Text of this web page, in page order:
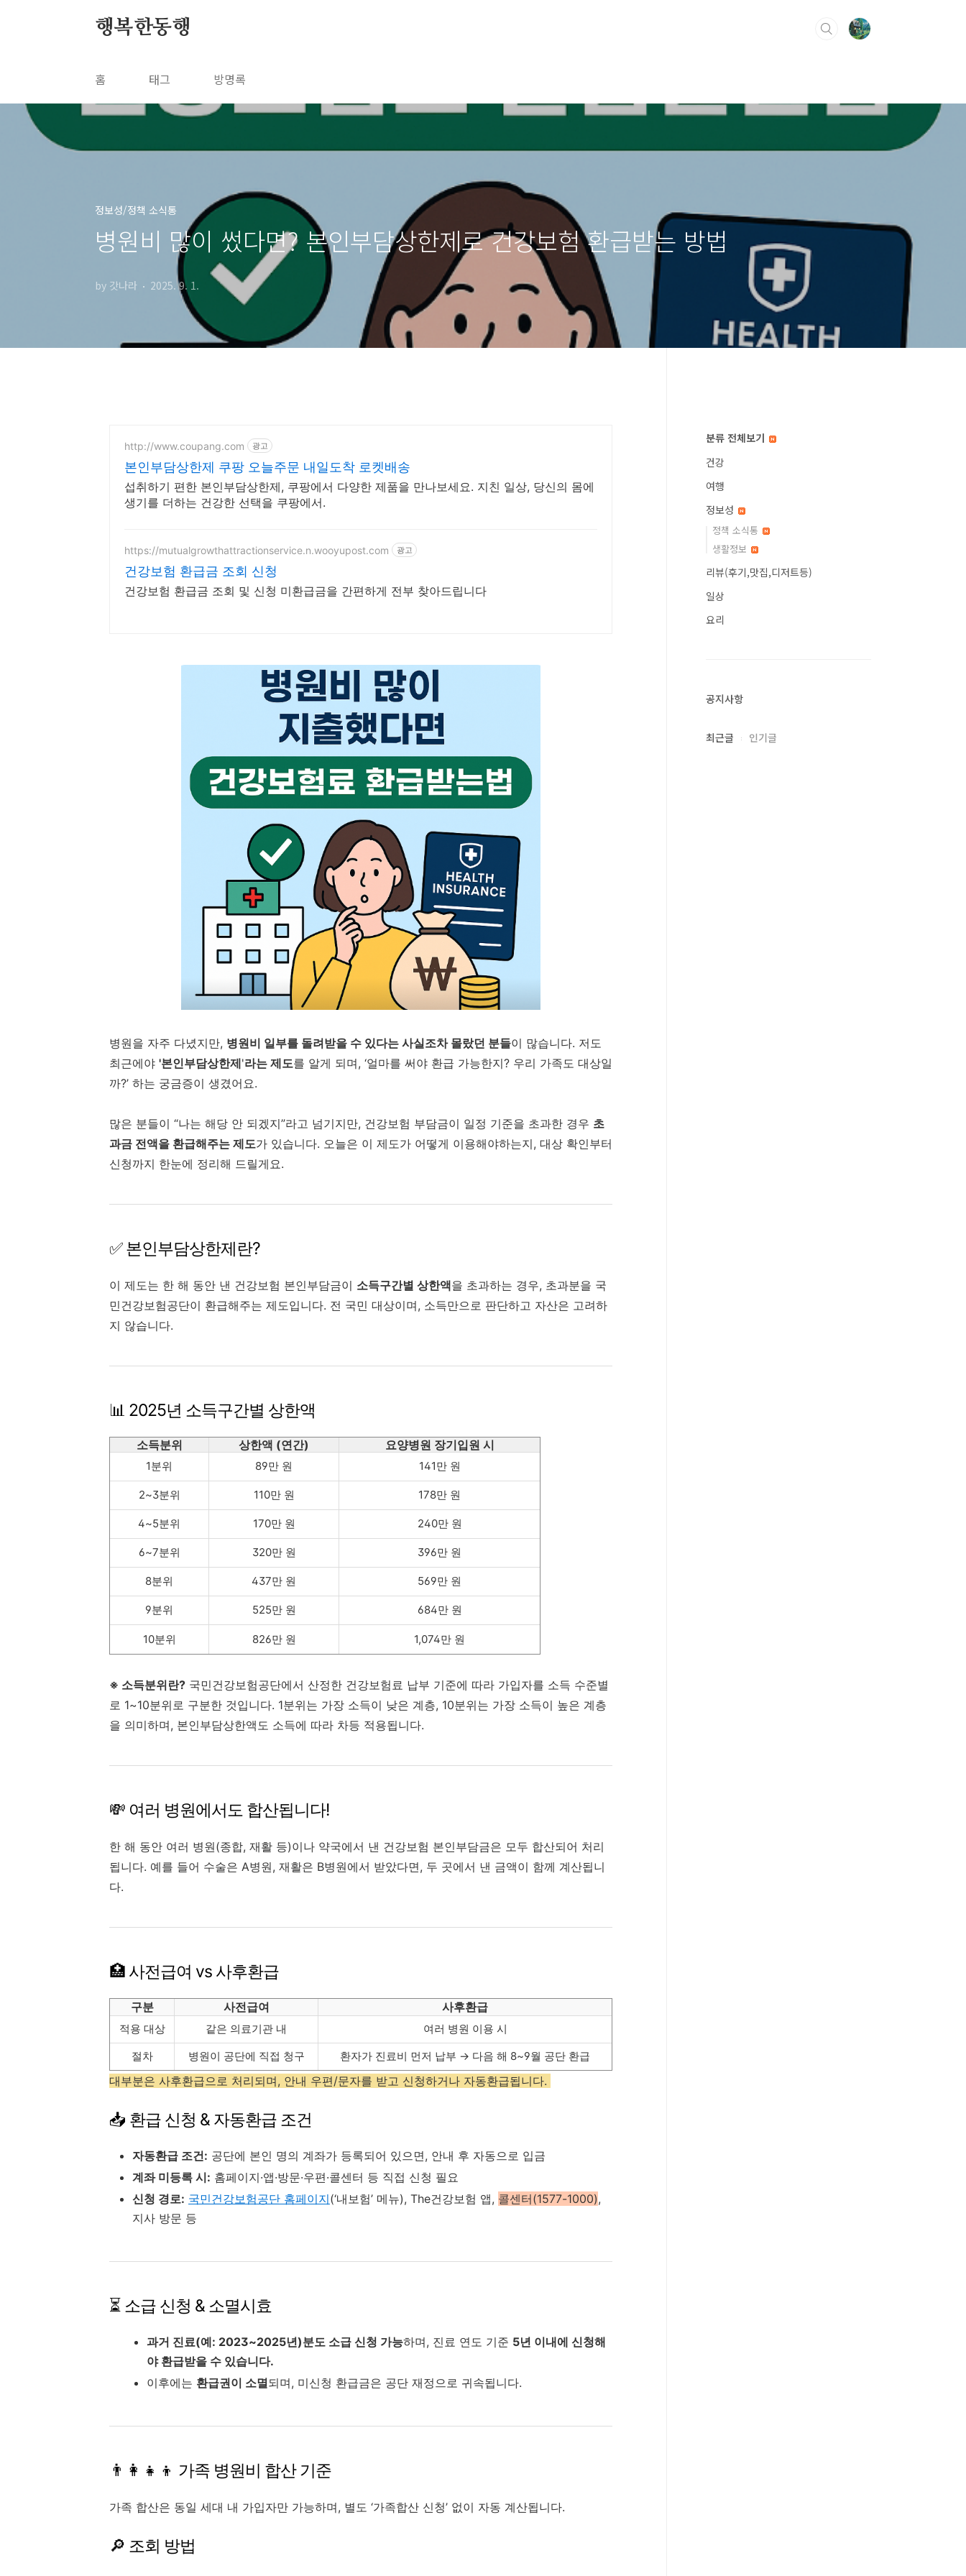
행복한동행
홈 태그 방명록
정보성/정책 소식통
병원비 많이 썼다면? 본인부담상한제로 건강보험 환급받는 방법
by 갓나라 2025. 9. 1.
http://www.coupang.com 광고
본인부담상한제 쿠팡 오늘주문 내일도착 로켓배송
섭취하기 편한 본인부담상한제, 쿠팡에서 다양한 제품을 만나보세요. 지친 일상, 당신의 몸에
생기를 더하는 건강한 선택을 쿠팡에서.
https://mutualgrowthattractionservice.n.wooyupost.com 광고
건강보험 환급금 조회 신청
건강보험 환급금 조회 및 신청 미환급금을 간편하게 전부 찾아드립니다
병원을 자주 다녔지만, 병원비 일부를 돌려받을 수 있다는 사실조차 몰랐던 분들이 많습니다. 저도
최근에야 '본인부담상한제'라는 제도를 알게 되며, ‘얼마를 써야 환급 가능한지? 우리 가족도 대상일
까?’ 하는 궁금증이 생겼어요.
많은 분들이 “나는 해당 안 되겠지”라고 넘기지만, 건강보험 부담금이 일정 기준을 초과한 경우 초
과금 전액을 환급해주는 제도가 있습니다. 오늘은 이 제도가 어떻게 이용해야하는지, 대상 확인부터
신청까지 한눈에 정리해 드릴게요.
✅ 본인부담상한제란?
이 제도는 한 해 동안 낸 건강보험 본인부담금이 소득구간별 상한액을 초과하는 경우, 초과분을 국
민건강보험공단이 환급해주는 제도입니다. 전 국민 대상이며, 소득만으로 판단하고 자산은 고려하
지 않습니다.
📊 2025년 소득구간별 상한액
소득분위 상한액 (연간) 요양병원 장기입원 시
1분위 89만 원 141만 원
2~3분위 110만 원 178만 원
4~5분위 170만 원 240만 원
6~7분위 320만 원 396만 원
8분위 437만 원 569만 원
9분위 525만 원 684만 원
10분위 826만 원 1,074만 원
※ 소득분위란? 국민건강보험공단에서 산정한 건강보험료 납부 기준에 따라 가입자를 소득 수준별
로 1~10분위로 구분한 것입니다. 1분위는 가장 소득이 낮은 계층, 10분위는 가장 소득이 높은 계층
을 의미하며, 본인부담상한액도 소득에 따라 차등 적용됩니다.
💸 여러 병원에서도 합산됩니다!
한 해 동안 여러 병원(종합, 재활 등)이나 약국에서 낸 건강보험 본인부담금은 모두 합산되어 처리
됩니다. 예를 들어 수술은 A병원, 재활은 B병원에서 받았다면, 두 곳에서 낸 금액이 함께 계산됩니
다.
🏥 사전급여 vs 사후환급
구분 사전급여 사후환급
적용 대상 같은 의료기관 내
여러 병원 이용 시
절차
병원이 공단에 직접 청구 환자가 진료비 먼저 납부 → 다음 해 8~9월 공단 환급
대부분은 사후환급으로 처리되며, 안내 우편/문자를 받고 신청하거나 자동환급됩니다.
📥 환급 신청 & 자동환급 조건
자동환급 조건: 공단에 본인 명의 계좌가 등록되어 있으면, 안내 후 자동으로 입금
계좌 미등록 시: 홈페이지·앱·방문·우편·콜센터 등 직접 신청 필요
신청 경로: 국민건강보험공단 홈페이지(‘내보험’ 메뉴), The건강보험 앱, 콜센터(1577-1000),
지사 방문 등
⏳ 소급 신청 & 소멸시효
과거 진료(예: 2023~2025년)분도 소급 신청 가능하며, 진료 연도 기준 5년 이내에 신청해
야 환급받을 수 있습니다.
이후에는 환급권이 소멸되며, 미신청 환급금은 공단 재정으로 귀속됩니다.
👨‍👩‍👧‍👦 가족 병원비 합산 기준
가족 합산은 동일 세대 내 가입자만 가능하며, 별도 ‘가족합산 신청’ 없이 자동 계산됩니다.
🔎 조회 방법
분류 전체보기
건강
여행
정보성
정책 소식통
생활정보
리뷰(후기,맛집,디저트등)
일상
요리
공지사항
최근글 인기글